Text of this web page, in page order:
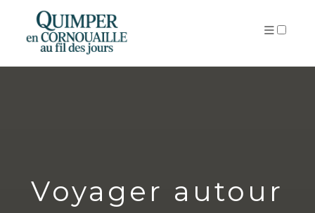
Voyager autour